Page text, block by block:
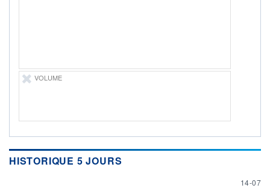
VOLUME
HISTORIQUE 5 JOURS
14 JULY
14-07